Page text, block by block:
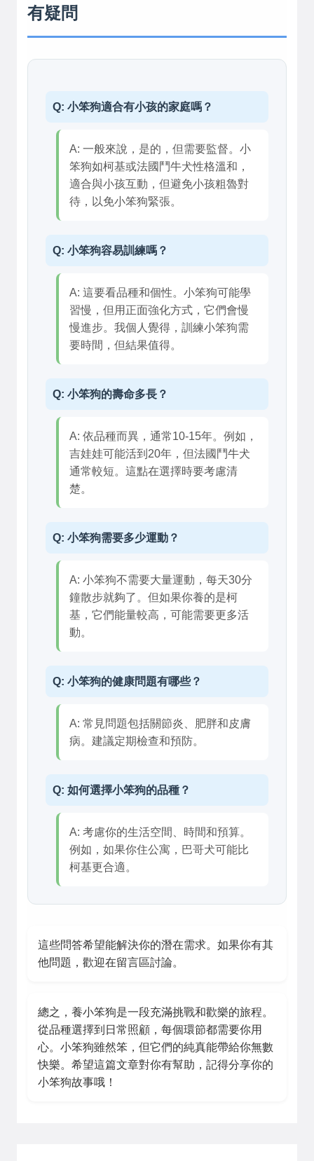
有疑問
Q: 小笨狗適合有小孩的家庭嗎？
A: 一般來說，是的，但需要監督。小
笨狗如柯基或法國鬥牛犬性格溫和，
適合與小孩互動，但避免小孩粗魯對
待，以免小笨狗緊張。
Q: 小笨狗容易訓練嗎？
A: 這要看品種和個性。小笨狗可能學
習慢，但用正面強化方式，它們會慢
慢進步。我個人覺得，訓練小笨狗需
要時間，但結果值得。
Q: 小笨狗的壽命多長？
A: 依品種而異，通常10-15年。例如，
吉娃娃可能活到20年，但法國鬥牛犬
通常較短。這點在選擇時要考慮清
楚。
Q: 小笨狗需要多少運動？
A: 小笨狗不需要大量運動，每天30分
鐘散步就夠了。但如果你養的是柯
基，它們能量較高，可能需要更多活
動。
Q: 小笨狗的健康問題有哪些？
A: 常見問題包括關節炎、肥胖和皮膚
病。建議定期檢查和預防。
Q: 如何選擇小笨狗的品種？
A: 考慮你的生活空間、時間和預算。
例如，如果你住公寓，巴哥犬可能比
柯基更合適。
這些問答希望能解決你的潛在需求。如果你有其
他問題，歡迎在留言區討論。
總之，養小笨狗是一段充滿挑戰和歡樂的旅程。
從品種選擇到日常照顧，每個環節都需要你用
心。小笨狗雖然笨，但它們的純真能帶給你無數
快樂。希望這篇文章對你有幫助，記得分享你的
小笨狗故事哦！